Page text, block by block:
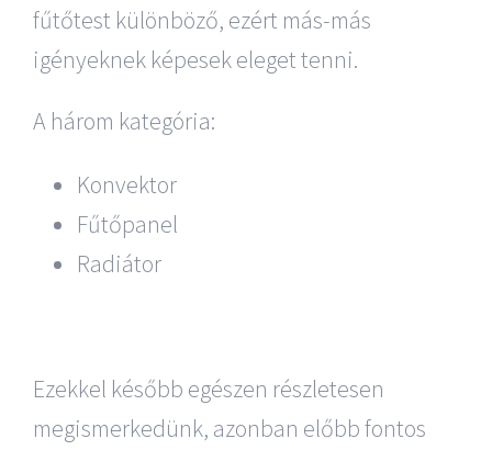
fűtőtest különböző, ezért más-más
igényeknek képesek eleget tenni.
A három kategória:
Konvektor
Fűtőpanel
Radiátor
Ezekkel később egészen részletesen
megismerkedünk, azonban előbb fontos